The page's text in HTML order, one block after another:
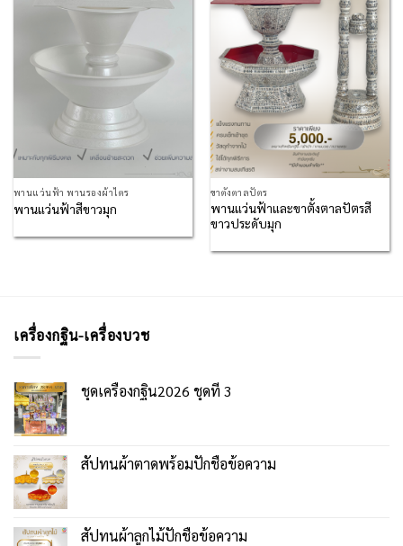
Add to
พานแว่นฟ้า พานรองผ้าไตร
พานแว่นฟ้าสีขาวมุก
Add to
Wishlist
ขาตั้งตาลปัตร
พานแว่นฟ้าและขาตั้งตาลปัตรสี
ขาวประดับมุก
เครื่องกฐิน-เครื่องบวช
ชุดเครื่องกฐิน2026 ชุดที่ 3
สัปทนผ้าตาดพร้อมปักชื่อข้อความ
สัปทนผ้าลูกไม้ปักชื่อข้อความ